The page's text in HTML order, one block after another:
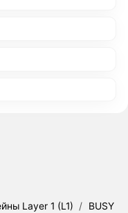
Layer 1 (L1) / BUSY